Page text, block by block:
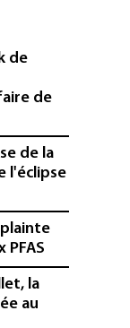
de
de
de la
l'éclipse
la
au